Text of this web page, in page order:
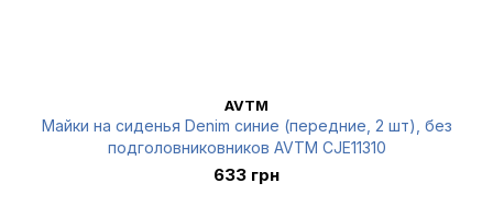
AVTM
Майки на сиденья Denim синие (передние, 2 шт), без
подголовниковников AVTM CJE11310
633 грн